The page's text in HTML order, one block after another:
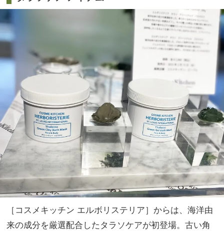
［コスメキッチン エルボリステリア］からは、海洋由
来の成分を厳選配合したタラソケアが初登場。古い角